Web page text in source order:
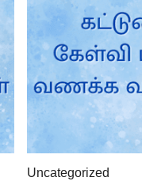
Uncategorized